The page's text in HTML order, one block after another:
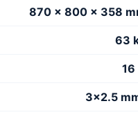
870 x 800 x 358
63
16
3×2.5